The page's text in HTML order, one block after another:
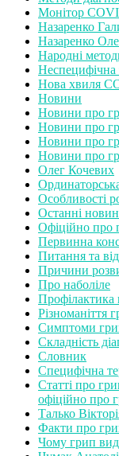
Монітор
Назаренко
Назаренко
Народні
Неспецифічна
Нова хвиля
Новини
Новини про
Новини про
Новини про
Новини про
Олег Кочевих
Особливості
Останні
Офіційно про
Первинна
Питання та
Причини
Про наболіле
Профілактика
Різноманіття
Симптоми
Складність
Словник
Специфічна
Статті про
офіційно про
Талько
Факти про
Чому грип